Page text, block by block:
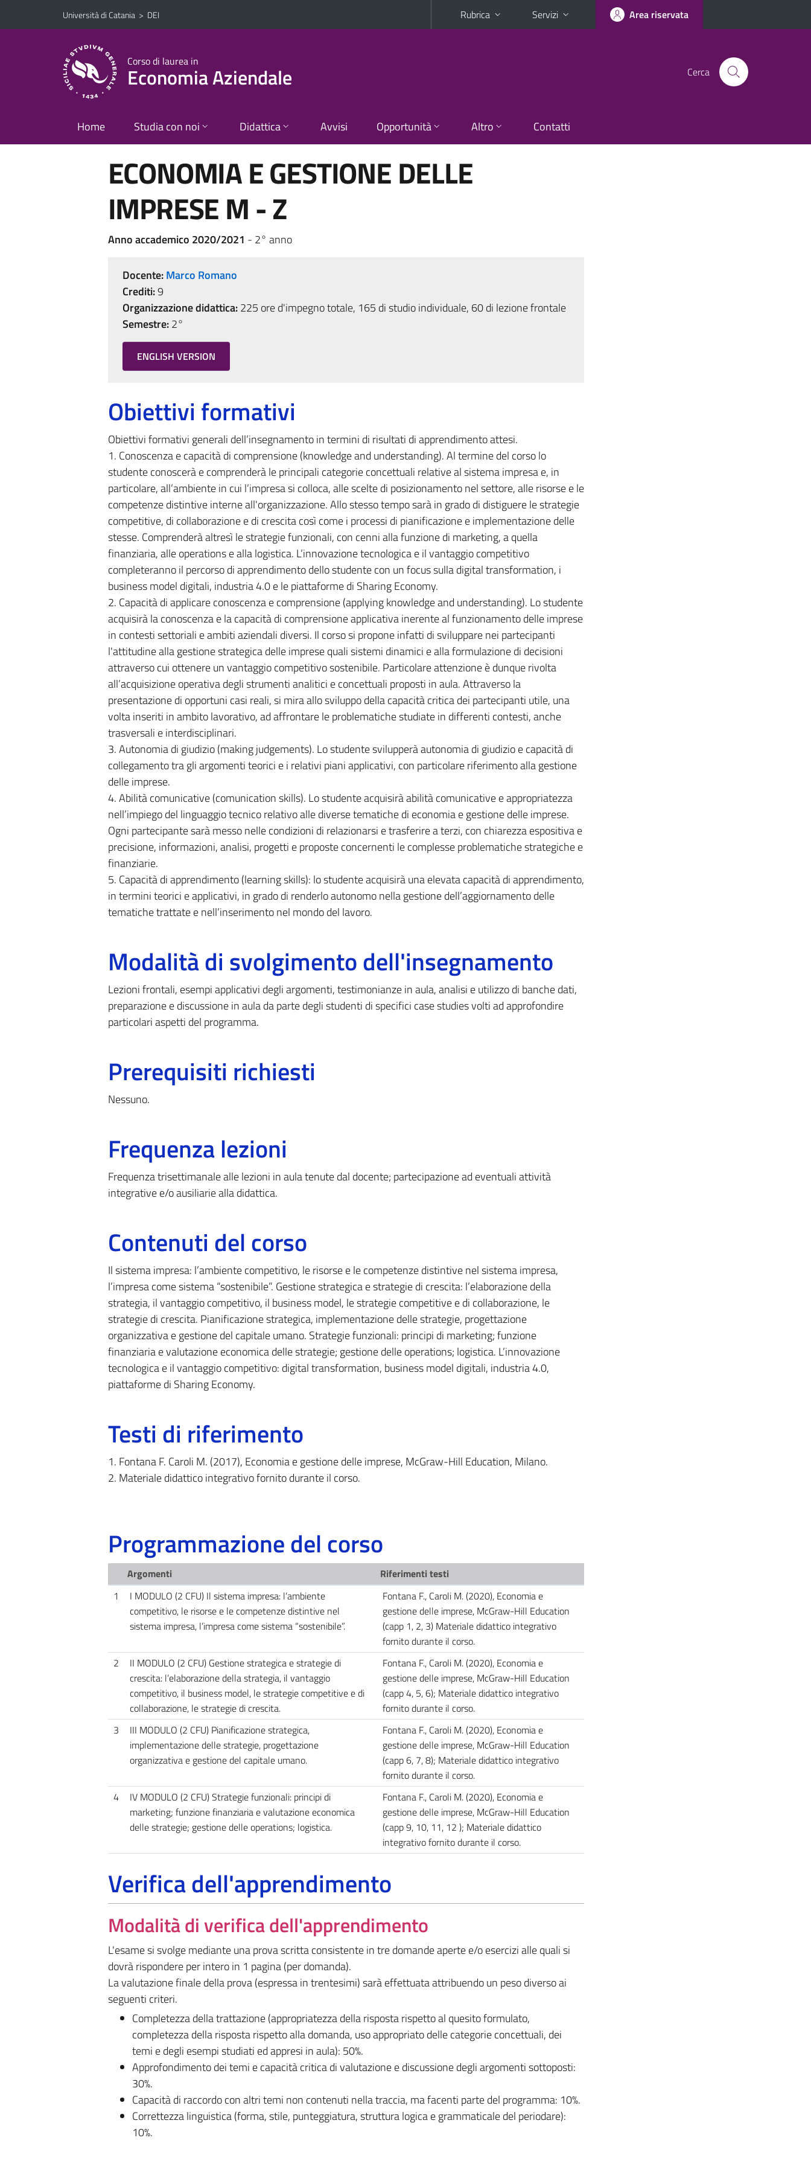
Vai al contenuto principale
Vai al menu di navigazione
Università di Catania > DEI Rubrica Servizi Area riservata
Corso di laurea in
Economia Aziendale Cerca
Home Studia con noi Didattica Avvisi Opportunità Altro Contatti
ECONOMIA E GESTIONE DELLE
IMPRESE M - Z
Anno accademico 2020/2021 - 2° anno
Docente:Marco Romano
Crediti:9
Organizzazione didattica:225 ore d'impegno totale, 165 di studio individuale, 60 di lezione frontale
Semestre:2°
ENGLISH VERSION
Obiettivi formativi
Obiettivi formativi generali dell’insegnamento in termini di risultati di apprendimento attesi.
1. Conoscenza e capacità di comprensione (knowledge and understanding). Al termine del corso lo
studente conoscerà e comprenderà le principali categorie concettuali relative al sistema impresa e, in
particolare, all’ambiente in cui l’impresa si colloca, alle scelte di posizionamento nel settore, alle risorse e le
competenze distintive interne all'organizzazione. Allo stesso tempo sarà in grado di distiguere le strategie
competitive, di collaborazione e di crescita così come i processi di pianificazione e implementazione delle
stesse. Comprenderà altresì le strategie funzionali, con cenni alla funzione di marketing, a quella
finanziaria, alle operations e alla logistica. L’innovazione tecnologica e il vantaggio competitivo
completeranno il percorso di apprendimento dello studente con un focus sulla digital transformation, i
business model digitali, industria 4.0 e le piattaforme di Sharing Economy.
2. Capacità di applicare conoscenza e comprensione (applying knowledge and understanding). Lo studente
acquisirà la conoscenza e la capacità di comprensione applicativa inerente al funzionamento delle imprese
in contesti settoriali e ambiti aziendali diversi. Il corso si propone infatti di sviluppare nei partecipanti
l'attitudine alla gestione strategica delle imprese quali sistemi dinamici e alla formulazione di decisioni
attraverso cui ottenere un vantaggio competitivo sostenibile. Particolare attenzione è dunque rivolta
all’acquisizione operativa degli strumenti analitici e concettuali proposti in aula. Attraverso la
presentazione di opportuni casi reali, si mira allo sviluppo della capacità critica dei partecipanti utile, una
volta inseriti in ambito lavorativo, ad affrontare le problematiche studiate in differenti contesti, anche
trasversali e interdisciplinari.
3. Autonomia di giudizio (making judgements). Lo studente svilupperà autonomia di giudizio e capacità di
collegamento tra gli argomenti teorici e i relativi piani applicativi, con particolare riferimento alla gestione
delle imprese.
4. Abilità comunicative (comunication skills). Lo studente acquisirà abilità comunicative e appropriatezza
nell’impiego del linguaggio tecnico relativo alle diverse tematiche di economia e gestione delle imprese.
Ogni partecipante sarà messo nelle condizioni di relazionarsi e trasferire a terzi, con chiarezza espositiva e
precisione, informazioni, analisi, progetti e proposte concernenti le complesse problematiche strategiche e
finanziarie.
5. Capacità di apprendimento (learning skills): lo studente acquisirà una elevata capacità di apprendimento,
in termini teorici e applicativi, in grado di renderlo autonomo nella gestione dell’aggiornamento delle
tematiche trattate e nell’inserimento nel mondo del lavoro.
Modalità di svolgimento dell'insegnamento
Lezioni frontali, esempi applicativi degli argomenti, testimonianze in aula, analisi e utilizzo di banche dati,
preparazione e discussione in aula da parte degli studenti di specifici case studies volti ad approfondire
particolari aspetti del programma.
Prerequisiti richiesti
Nessuno.
Frequenza lezioni
Frequenza trisettimanale alle lezioni in aula tenute dal docente; partecipazione ad eventuali attività
integrative e/o ausiliarie alla didattica.
Contenuti del corso
Il sistema impresa: l’ambiente competitivo, le risorse e le competenze distintive nel sistema impresa,
l’impresa come sistema “sostenibile”. Gestione strategica e strategie di crescita: l’elaborazione della
strategia, il vantaggio competitivo, il business model, le strategie competitive e di collaborazione, le
strategie di crescita. Pianificazione strategica, implementazione delle strategie, progettazione
organizzativa e gestione del capitale umano. Strategie funzionali: principi di marketing; funzione
finanziaria e valutazione economica delle strategie; gestione delle operations; logistica. L’innovazione
tecnologica e il vantaggio competitivo: digital transformation, business model digitali, industria 4.0,
piattaforme di Sharing Economy.
Testi di riferimento
1. Fontana F. Caroli M. (2017), Economia e gestione delle imprese, McGraw-Hill Education, Milano.
2. Materiale didattico integrativo fornito durante il corso.
Programmazione del corso
Argomenti
Riferimenti testi
1
I MODULO (2 CFU) Il sistema impresa: l’ambiente
competitivo, le risorse e le competenze distintive nel
sistema impresa, l’impresa come sistema “sostenibile”.
Fontana F., Caroli M. (2020), Economia e
gestione delle imprese, McGraw-Hill Education
(capp 1, 2, 3) Materiale didattico integrativo
fornito durante il corso.
2
II MODULO (2 CFU) Gestione strategica e strategie di
crescita: l’elaborazione della strategia, il vantaggio
competitivo, il business model, le strategie competitive e di
collaborazione, le strategie di crescita.
Fontana F., Caroli M. (2020), Economia e
gestione delle imprese, McGraw-Hill Education
(capp 4, 5, 6); Materiale didattico integrativo
fornito durante il corso.
3
III MODULO (2 CFU) Pianificazione strategica,
implementazione delle strategie, progettazione
organizzativa e gestione del capitale umano.
Fontana F., Caroli M. (2020), Economia e
gestione delle imprese, McGraw-Hill Education
(capp 6, 7, 8); Materiale didattico integrativo
fornito durante il corso.
4
IV MODULO (2 CFU) Strategie funzionali: principi di
marketing; funzione finanziaria e valutazione economica
delle strategie; gestione delle operations; logistica.
Fontana F., Caroli M. (2020), Economia e
gestione delle imprese, McGraw-Hill Education
(capp 9, 10, 11, 12 ); Materiale didattico
integrativo fornito durante il corso.
Verifica dell'apprendimento
Modalità di verifica dell'apprendimento
L'esame si svolge mediante una prova scritta consistente in tre domande aperte e/o esercizi alle quali si
dovrà rispondere per intero in 1 pagina (per domanda).
La valutazione finale della prova (espressa in trentesimi) sarà effettuata attribuendo un peso diverso ai
seguenti criteri.
Completezza della trattazione (appropriatezza della risposta rispetto al quesito formulato,
completezza della risposta rispetto alla domanda, uso appropriato delle categorie concettuali, dei
temi e degli esempi studiati ed appresi in aula): 50%.
Approfondimento dei temi e capacità critica di valutazione e discussione degli argomenti sottoposti:
30%.
Capacità di raccordo con altri temi non contenuti nella traccia, ma facenti parte del programma: 10%.
Correttezza linguistica (forma, stile, punteggiatura, struttura logica e grammaticale del periodare):
10%.